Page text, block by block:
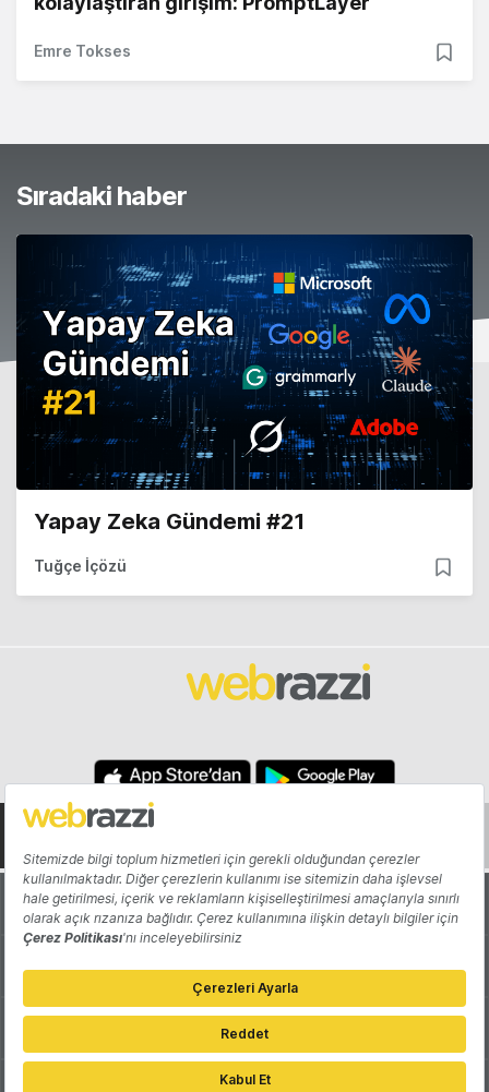
Emre Tokses
Sıradaki haber
Yapay Zeka Gündemi #21
Tuğçe İçözü
Hakkında Yazarlar
Katkıda Bulun Reklam